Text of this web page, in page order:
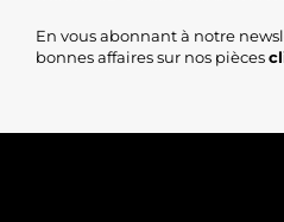
En vous abonnant à notre
bonnes affaires sur nos pièces